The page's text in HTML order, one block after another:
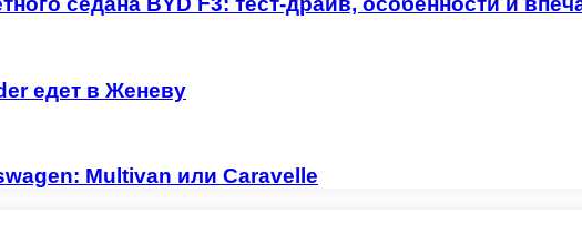
едет в Женеву
Multivan или Caravelle